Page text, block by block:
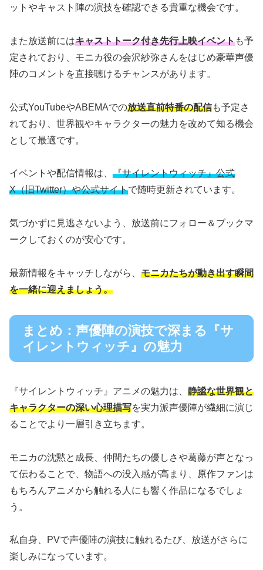
ットやキャスト陣の演技を確認できる貴重な機会です。
また放送前にはキャストトーク付き先行上映イベントも予
定されており、モニカ役の会沢紗弥さんをはじめ豪華声優
陣のコメントを直接聴けるチャンスがあります。
公式YouTubeやABEMAでの放送直前特番の配信も予定さ
れており、世界観やキャラクターの魅力を改めて知る機会
として最適です。
イベントや配信情報は、 『サイレントウィッチ』公式
X（旧Twitter）や公式サイトで随時更新されています。
気づかずに見逃さないよう、放送前にフォロー＆ブックマ
ークしておくのが安心です。
最新情報をキャッチしながら、 モニカたちが動き出す瞬間
を一緒に迎えましょう。
まとめ：声優陣の演技で深まる『サ
イレントウィッチ』の魅力
『サイレントウィッチ』アニメの魅力は、 静謐な世界観と
キャラクターの深い心理描写を実力派声優陣が繊細に演じ
ることでより一層引き立ちます。
モニカの沈黙と成長、仲間たちの優しさや葛藤が声となっ
て伝わることで、物語への没入感が高まり、原作ファンは
もちろんアニメから触れる人にも響く作品になるでしょ
う。
私自身、PVで声優陣の演技に触れるたび、放送がさらに
楽しみになっています。